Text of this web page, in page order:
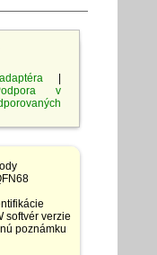
v
softvér verzie
poznámku